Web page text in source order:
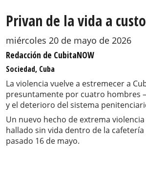
Privan de la vida a
miércoles 20 de mayo de 2026
Redacción de CubitaNOW
Sociedad, Cuba
La violencia vuelve a estremecer a
presuntamente por cuatro hombres
y el deterioro del sistema
Un nuevo hecho de extrema
hallado sin vida dentro de la
pasado 16 de mayo.